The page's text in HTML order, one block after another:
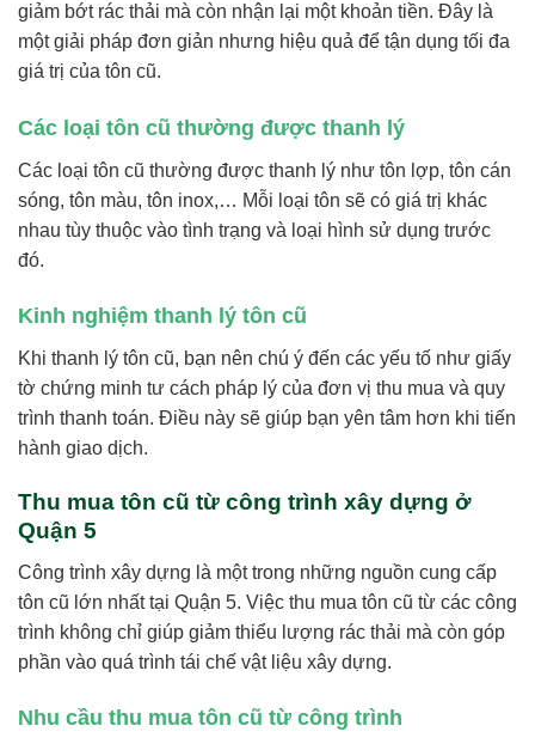
giảm bớt rác thải mà còn nhận lại một khoản tiền. Đây là
một giải pháp đơn giản nhưng hiệu quả để tận dụng tối đa
giá trị của tôn cũ.
Các loại tôn cũ thường được thanh lý
Các loại tôn cũ thường được thanh lý như tôn lợp, tôn cán
sóng, tôn màu, tôn inox,… Mỗi loại tôn sẽ có giá trị khác
nhau tùy thuộc vào tình trạng và loại hình sử dụng trước
đó.
Kinh nghiệm thanh lý tôn cũ
Khi thanh lý tôn cũ, bạn nên chú ý đến các yếu tố như giấy
tờ chứng minh tư cách pháp lý của đơn vị thu mua và quy
trình thanh toán. Điều này sẽ giúp bạn yên tâm hơn khi tiến
hành giao dịch.
Thu mua tôn cũ từ công trình xây dựng ở
Quận 5
Công trình xây dựng là một trong những nguồn cung cấp
tôn cũ lớn nhất tại Quận 5. Việc thu mua tôn cũ từ các công
trình không chỉ giúp giảm thiểu lượng rác thải mà còn góp
phần vào quá trình tái chế vật liệu xây dựng.
Nhu cầu thu mua tôn cũ từ công trình